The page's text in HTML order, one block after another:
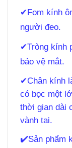
✔Fom kính
người đeo.
✔Tròng kính
bảo vệ mắt.
✔Chân kính
có bọc một
thời gian dài
vành tai.
✔️Sản phẩm